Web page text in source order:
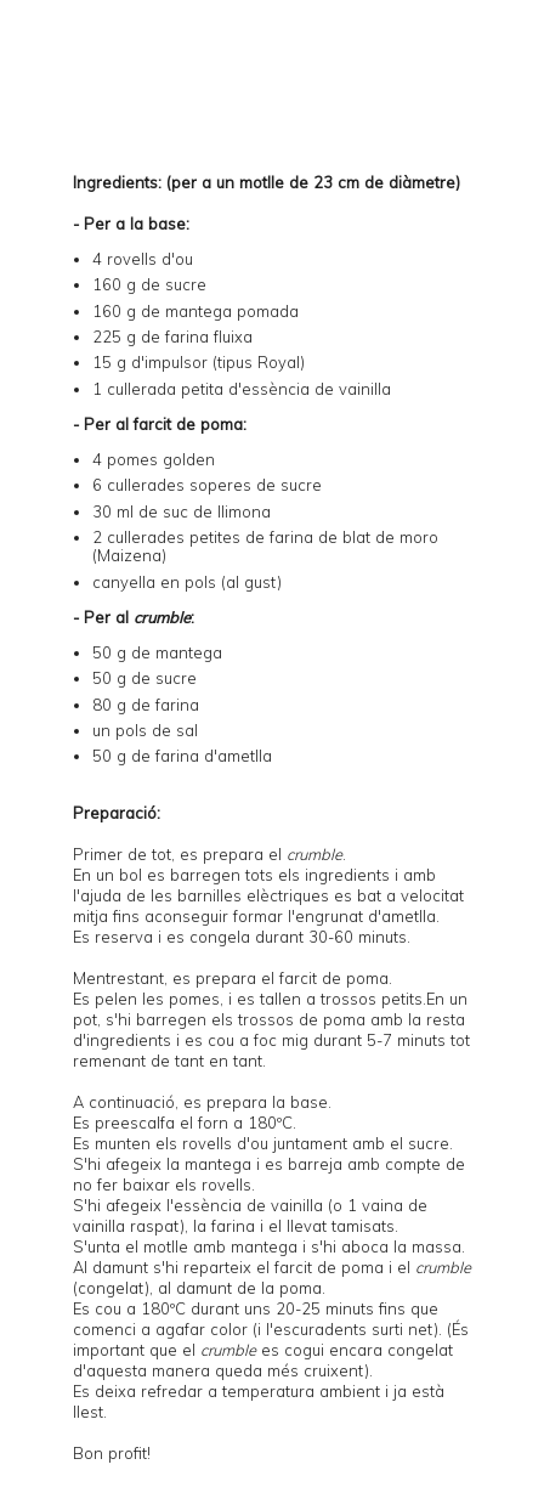
Ingredients: (per a un motlle de 23 cm de diàmetre)
- Per a la base:
4 rovells d'ou
160 g de sucre
160 g de mantega pomada
225 g de farina fluixa
15 g d'impulsor (tipus Royal)
1 cullerada petita d'essència de vainilla
- Per al farcit de poma:
4 pomes golden
6 cullerades soperes de sucre
30 ml de suc de llimona
2 cullerades petites de farina de blat de moro
(Maizena)
canyella en pols (al gust)
- Per al crumble:
50 g de mantega
50 g de sucre
80 g de farina
un pols de sal
50 g de farina d'ametlla
Preparació:
Primer de tot, es prepara el crumble.
En un bol es barregen tots els ingredients i amb
l'ajuda de les barnilles elèctriques es bat a velocitat
mitja fins aconseguir formar l'engrunat d'ametlla.
Es reserva i es congela durant 30-60 minuts.
Mentrestant, es prepara el farcit de poma.
Es pelen les pomes, i es tallen a trossos petits.En un
pot, s'hi barregen els trossos de poma amb la resta
d'ingredients i es cou a foc mig durant 5-7 minuts tot
remenant de tant en tant.
A continuació, es prepara la base.
Es preescalfa el forn a 180ºC.
Es munten els rovells d'ou juntament amb el sucre.
S'hi afegeix la mantega i es barreja amb compte de
no fer baixar els rovells.
S'hi afegeix l'essència de vainilla (o 1 vaina de
vainilla raspat), la farina i el llevat tamisats.
S'unta el motlle amb mantega i s'hi aboca la massa.
Al damunt s'hi reparteix el farcit de poma i el crumble
(congelat), al damunt de la poma.
Es cou a 180ºC durant uns 20-25 minuts fins que
comenci a agafar color (i l'escuradents surti net). (És
important que el crumblees cogui encara congelat
d'aquesta manera queda més cruixent).
Es deixa refredar a temperatura ambient i ja està
llest.
Bon profit!